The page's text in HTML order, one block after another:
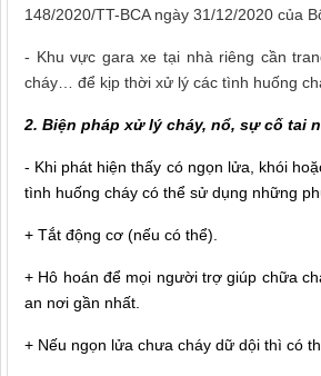
148/2020/TT-BCA ngày 31/12/2020 của
- Khu vực gara xe tại nhà riêng cần
cháy… để kịp thời xử lý các tình huống
2. Biện pháp xử lý cháy, nổ, sự cố tai
- Khi phát hiện thấy có ngọn lửa, khói
tình huống cháy có thể sử dụng những
+ Tắt động cơ (nếu có thể).
+ Hô hoán để mọi người trợ giúp chữa
an nơi gần nhất.
+ Nếu ngọn lửa chưa cháy dữ dội thì có